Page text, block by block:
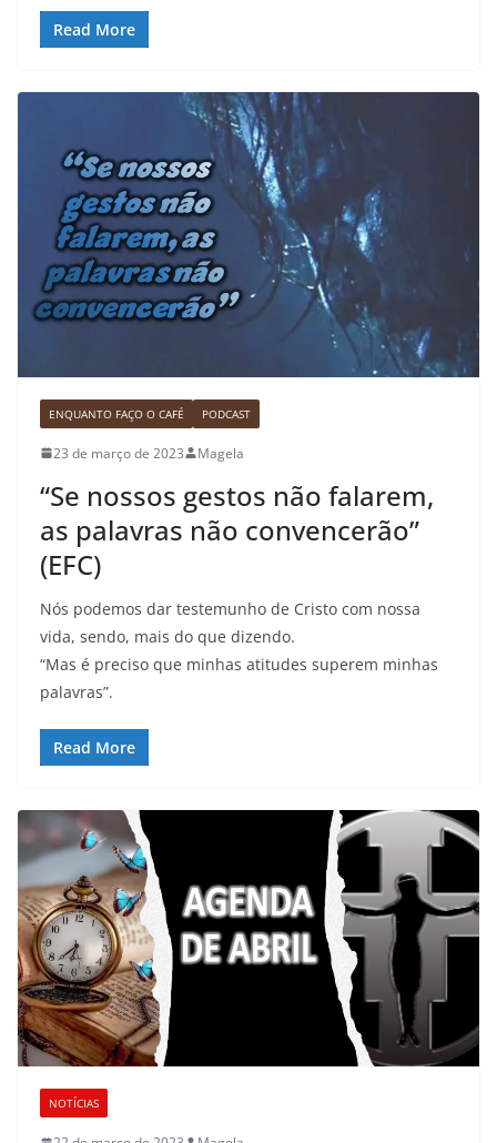
Read More
ENQUANTO FAÇO O CAFÉ PODCAST
23 de março de 2023 Magela
“Se nossos gestos não falarem,
as palavras não convencerão”
(EFC)
Nós podemos dar testemunho de Cristo com nossa
vida, sendo, mais do que dizendo.
“Mas é preciso que minhas atitudes superem minhas
palavras”.
Read More
NOTÍCIAS